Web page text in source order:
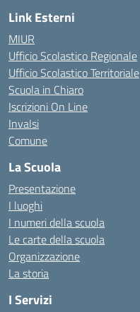
Link Esterni
MIUR
Ufficio Scolastico Regionale
Ufficio Scolastico Territoriale
Scuola in Chiaro
Iscrizioni On Line
Invalsi
Comune
La Scuola
Presentazione
I luoghi
I numeri della scuola
Le carte della scuola
Organizzazione
La storia
I Servizi